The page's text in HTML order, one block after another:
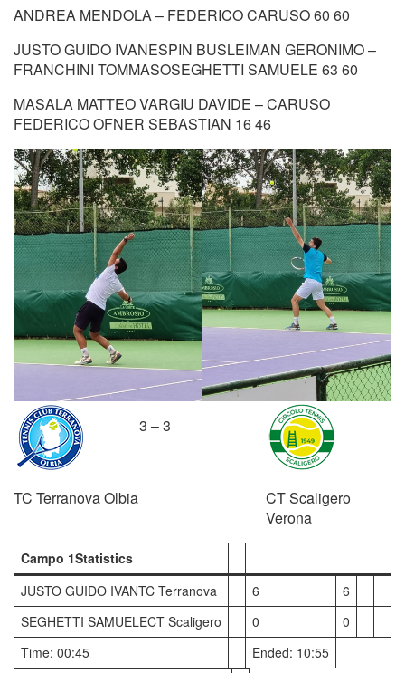
ANDREA MENDOLA – FEDERICO CARUSO 60 60
JUSTO GUIDO IVANESPIN BUSLEIMAN GERONIMO –
FRANCHINI TOMMASOSEGHETTI SAMUELE 63 60
MASALA MATTEO VARGIU DAVIDE – CARUSO
FEDERICO OFNER SEBASTIAN 16 46
TC Terranova Olbia
3 – 3
CT Scaligero
Verona
Campo 1Statistics
JUSTO GUIDO IVANTC Terranova
6
6
SEGHETTI SAMUELECT Scaligero
0
0
Time: 00:45
Ended: 10:55